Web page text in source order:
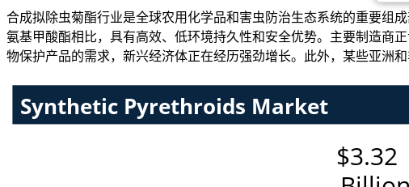
合成拟除虫菊酯行业是全球农用化学品和害虫防治生态系统的重要组
氨基甲酸酯相比，具有高效、低环境持久性和安全优势。主要制造商
物保护产品的需求，新兴经济体正在经历强劲增长。此外，某些亚洲